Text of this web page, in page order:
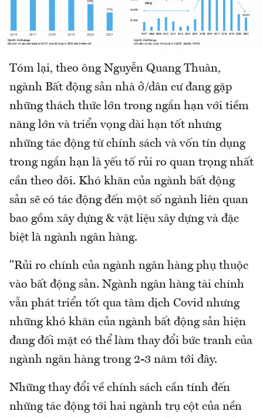
Tóm lại, theo ông Nguyễn Quang Thuân,
ngành Bất động sản nhà ở/dân cư đang gặp
những thách thức lớn trong ngắn hạn với tiềm
năng lớn và triển vọng dài hạn tốt nhưng
những tác động từ chính sách và vốn tín dụng
trong ngắn hạn là yếu tố rủi ro quan trọng nhất
cần theo dõi. Khó khăn của ngành bất động
sản sẽ có tác động đến một số ngành liên quan
bao gồm xây dựng & vật liệu xây dựng và đặc
biệt là ngành ngân hàng.
"Rủi ro chính của ngành ngân hàng phụ thuộc
vào bất động sản. Ngành ngân hàng tài chính
vẫn phát triển tốt qua tâm dịch Covid nhưng
những khó khăn của ngành bất động sản hiện
đang đối mặt có thể làm thay đổi bức tranh của
ngành ngân hàng trong 2-3 năm tới đây.
Những thay đổi về chính sách cần tính đến
những tác động tới hai ngành trụ cột của nền